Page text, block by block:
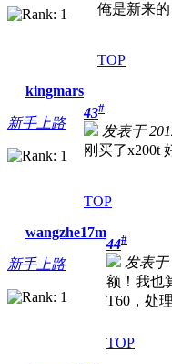
俺是新来
TOP
kingmars
新手上路
43#
发表于
刚买了x200t
TOP
wangzhe17m
新手上路
44#
发表于
额！我也
T60，处
TOP